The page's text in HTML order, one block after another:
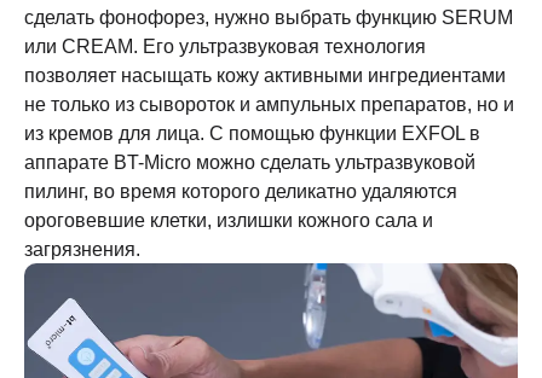
сделать фонофорез, нужно выбрать функцию SERUM
или CREAM. Его ультразвуковая технология
позволяет насыщать кожу активными ингредиентами
не только из сывороток и ампульных препаратов, но и
из кремов для лица. С помощью функции EXFOL в
аппарате BT-Micro можно сделать ультразвуковой
пилинг, во время которого деликатно удаляются
ороговевшие клетки, излишки кожного сала и
загрязнения.